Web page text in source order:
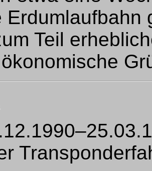
Erdumlaufbahn
Teil